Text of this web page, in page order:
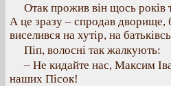
Отак прожив він щось років
А це зразу – спродав дворище,
виселився на хутір, на
Піп, волосні так жалкують:
– Не кидайте нас, Максим
наших Пісок!